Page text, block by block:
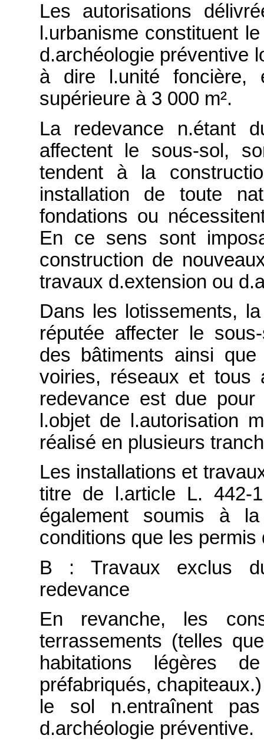
Les autorisations
l.urbanisme constituent
d.archéologie préventive
à dire l.unité foncière,
supérieure à 3 000 m².
La redevance n.étant
affectent le sous-sol,
tendent à la
installation de toute
fondations ou
En ce sens sont
construction de
travaux d.extension ou
Dans les lotissements,
réputée affecter le
des bâtiments ainsi
voiries, réseaux et tous
redevance est due
l.objet de l.autorisation
réalisé en plusieurs
Les installations et
titre de l.article L. 442-
également soumis à
conditions que les permis
B : Travaux exclus
redevance
En revanche, les
terrassements (telles
habitations légères
préfabriqués,
le sol n.entraînent
d.archéologie préventive.